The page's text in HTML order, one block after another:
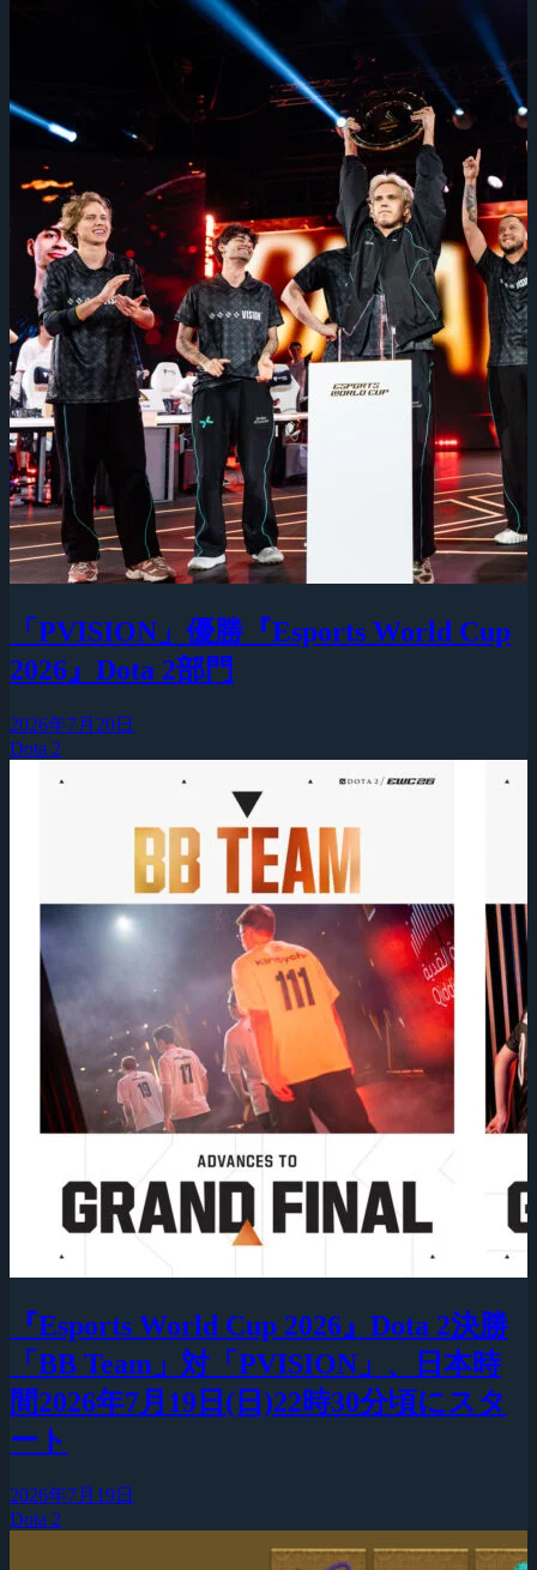
「PVISION」優勝『Esports World Cup
2026』Dota 2部門
2026年7月20日
Dota 2
『Esports World Cup 2026』Dota 2決勝
「BB Team」対「PVISION」、日本時
間2026年7月19日(日)22時30分頃にスタ
ート
2026年7月19日
Dota 2